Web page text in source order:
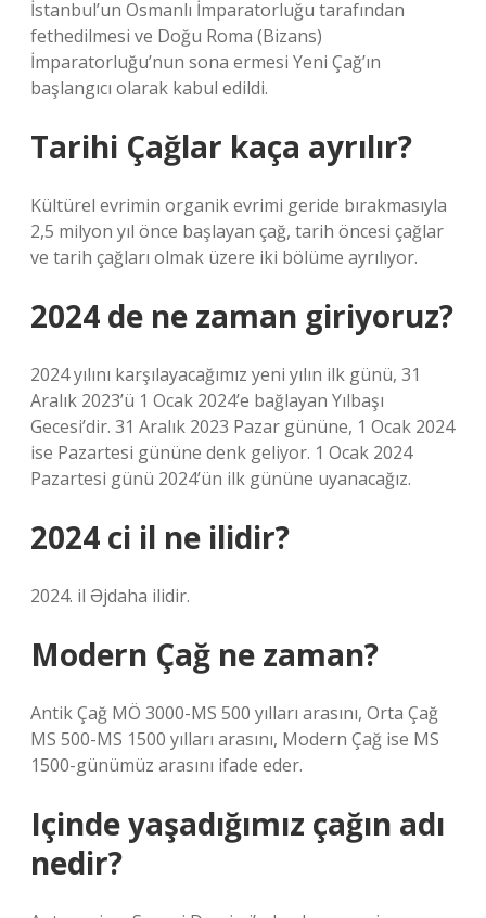
İstanbul’un Osmanlı İmparatorluğu tarafından
fethedilmesi ve Doğu Roma (Bizans)
İmparatorluğu’nun sona ermesi Yeni Çağ’ın
başlangıcı olarak kabul edildi.
Tarihi Çağlar kaça ayrılır?
Kültürel evrimin organik evrimi geride bırakmasıyla
2,5 milyon yıl önce başlayan çağ, tarih öncesi çağlar
ve tarih çağları olmak üzere iki bölüme ayrılıyor.
2024 de ne zaman giriyoruz?
2024 yılını karşılayacağımız yeni yılın ilk günü, 31
Aralık 2023’ü 1 Ocak 2024’e bağlayan Yılbaşı
Gecesi’dir. 31 Aralık 2023 Pazar gününe, 1 Ocak 2024
ise Pazartesi gününe denk geliyor. 1 Ocak 2024
Pazartesi günü 2024’ün ilk gününe uyanacağız.
2024 ci il ne ilidir?
2024. il Əjdaha ilidir.
Modern Çağ ne zaman?
Antik Çağ MÖ 3000-MS 500 yılları arasını, Orta Çağ
MS 500-MS 1500 yılları arasını, Modern Çağ ise MS
1500-günümüz arasını ifade eder.
Içinde yaşadığımız çağın adı
nedir?